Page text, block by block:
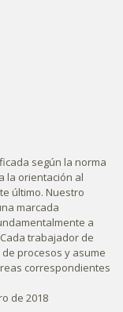
según la norma
la orientación al
último. Nuestro
marcada
a
trabajador de
procesos y asume
correspondientes
de 2018